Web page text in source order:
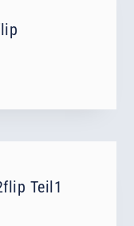
Teil1